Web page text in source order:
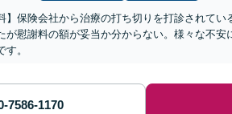
】保険会社から治療の打ち切りを打診されて
が慰謝料の額が妥当か分からない。様々な不
。